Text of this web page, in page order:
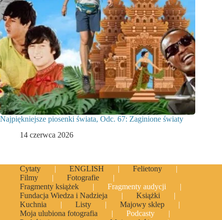
Najpiękniejsze piosenki świata, Odc. 67: Zaginione światy
14 czerwca 2026
Cytaty ENGLISH
Felietony
Filmy
Fotografie
Fragmenty książek
Fragmenty audycji
Fundacja Wiedza i Nadzieja
Książki
Kuchnia
Listy
Majowy sklep
Moja ulubiona fotografia
Podcasty